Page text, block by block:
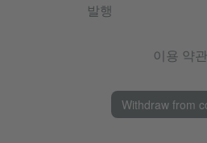
발행
이용 약관
Withdraw from